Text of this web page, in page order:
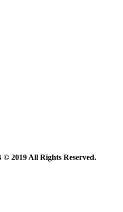
2019 All Rights Reserved.